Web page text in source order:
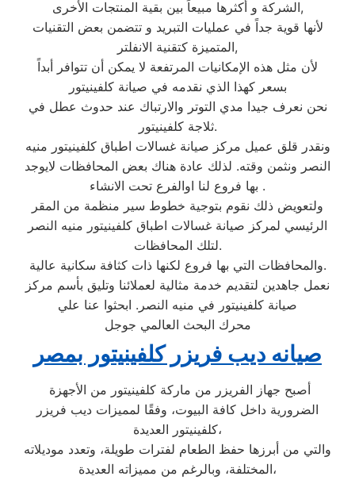
الشركة و أكثرها مبيعاً بين بقية المنتجات الأخرى,
لأنها قوية جداً في عمليات التبريد و تتضمن بعض التقنيات
المتميزة كتقنية الانفلتر,
لأن مثل هذه الإمكانيات المرتفعة لا يمكن أن تتوافر أبداً
بسعر كهذا الذي نقدمه في صيانة كلفينيتور
نحن نعرف جيدا مدي التوتر والارتباك عند حدوث عطل في
ثلاجة كلفينيتور.
ونقدر قلق عميل مركز صيانة غسالات اطباق كلفينيتور منيه
النصر ونثمن وقته. لذلك عادة هناك بعض المحافظات لايوجد
بها فروع لنا اوالفرع تحت الانشاء .
ولتعويض ذلك نقوم بتوجية خطوط سير منظمة من المقر
الرئيسي لمركز صيانة غسالات اطباق كلفينيتور منيه النصر
لتلك المحافظات.
والمحافظات التي بها فروع لكنها ذات كثافة سكانية عالية.
نعمل جاهدين لتقديم خدمة مثالية لعملائنا وتليق بأسم مركز
صيانة كلفينيتور في منيه النصر. ابحثوا عنا علي
محرك البحث العالمي جوجل
صيانه ديب فريزر كلفينيتور بمصر
الضرورية داخل كافة البيوت، وفقًا لمميزات ديب فريزر
كلفينيتور العديدة،
والتي من أبرزها حفظ الطعام لفترات طويلة، وتعدد موديلاته
المختلفة، وبالرغم من مميزاته العديدة،